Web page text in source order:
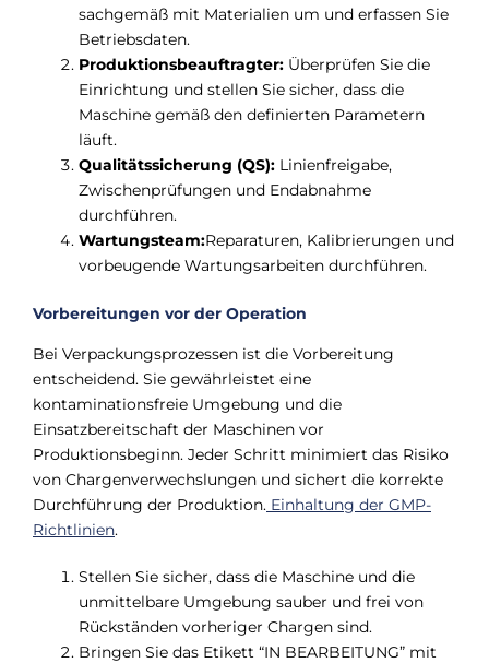
sachgemäß mit Materialien um und erfassen Sie
Betriebsdaten.
Produktionsbeauftragter: Überprüfen Sie die
Einrichtung und stellen Sie sicher, dass die
Maschine gemäß den definierten Parametern
läuft.
Qualitätssicherung (QS): Linienfreigabe,
Zwischenprüfungen und Endabnahme
durchführen.
Wartungsteam:Reparaturen, Kalibrierungen und
vorbeugende Wartungsarbeiten durchführen.
Vorbereitungen vor der Operation
Bei Verpackungsprozessen ist die Vorbereitung
entscheidend. Sie gewährleistet eine
kontaminationsfreie Umgebung und die
Einsatzbereitschaft der Maschinen vor
Produktionsbeginn. Jeder Schritt minimiert das Risiko
von Chargenverwechslungen und sichert die korrekte
Durchführung der Produktion. Einhaltung der GMP-
Richtlinien.
Stellen Sie sicher, dass die Maschine und die
unmittelbare Umgebung sauber und frei von
Rückständen vorheriger Chargen sind.
Bringen Sie das Etikett “IN BEARBEITUNG” mit